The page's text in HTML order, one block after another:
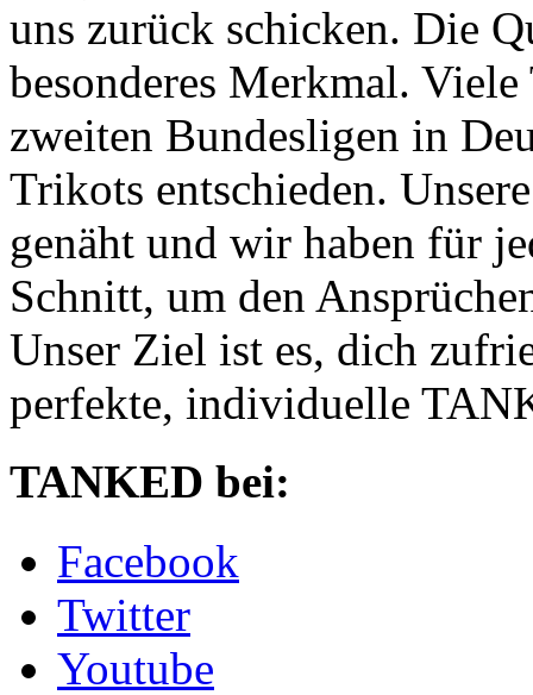
uns zurück schicken. Die
besonderes Merkmal. Viele
zweiten Bundesligen in
Trikots entschieden.
genäht und wir haben für
Schnitt, um den
Unser Ziel ist es, dich
perfekte, individuelle
TANKED bei:
Facebook
Twitter
Youtube